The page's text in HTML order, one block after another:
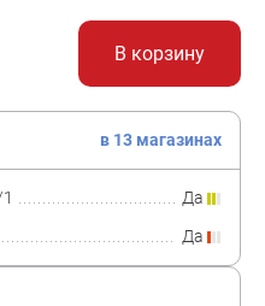
В корзину
в 13 магазинах
Да
Да